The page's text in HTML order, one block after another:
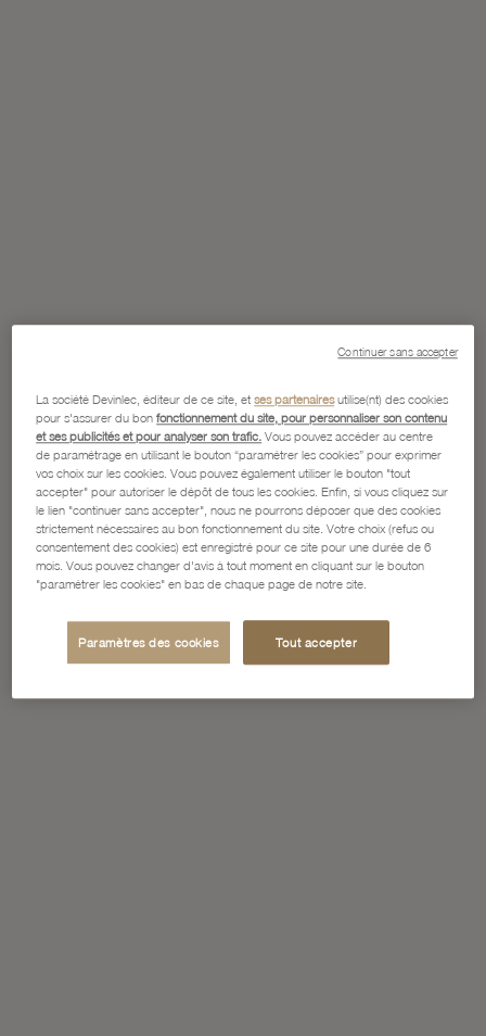
La société Devinlec, éditeur de ce site, etses partenairesutilise(nt) des cookies
pour s'assurer du bonfonctionnement du site, pour personnaliser son contenu
et ses publicités et pour analyser son trafic. Vous pouvez accéder au centre
de paramétrage en utilisant le bouton “paramétrer les cookies” pour exprimer
vos choix sur les cookies. Vous pouvez également utiliser le bouton "tout
accepter" pour autoriser le dépôt de tous les cookies. Enfin, si vous cliquez sur
le lien "continuer sans accepter", nous ne pourrons déposer que des cookies
strictement nécessaires au bon fonctionnement du site. Votre choix (refus ou
consentement des cookies) est enregistré pour ce site pour une durée de 6
mois. Vous pouvez changer d'avis à tout moment en cliquant sur le bouton
"paramétrer les cookies" en bas de chaque page de notre site.
Paramètres des cookies Tout accepter
Continuer sans accepter